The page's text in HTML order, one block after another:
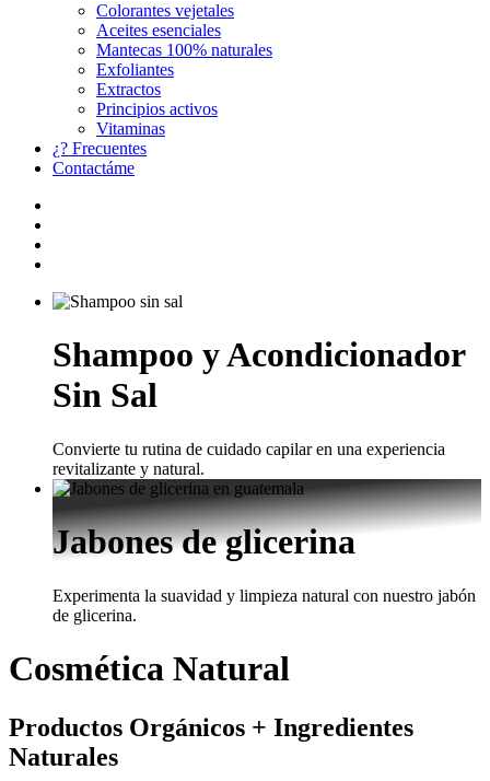
Colorantes vejetales
Aceites esenciales
Mantecas 100% naturales
Exfoliantes
Extractos
Principios activos
Vitaminas
¿? Frecuentes
Contactáme
Shampoo y Acondicionador
Sin Sal
Convierte tu rutina de cuidado capilar en una experiencia
revitalizante y natural.
Jabones de glicerina
Experimenta la suavidad y limpieza natural con nuestro jabón
de glicerina.
Cosmética Natural
Productos Orgánicos + Ingredientes
Naturales